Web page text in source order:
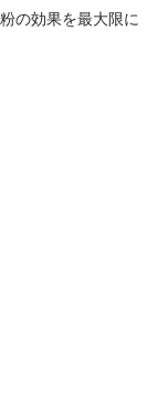
の効果を最大限に